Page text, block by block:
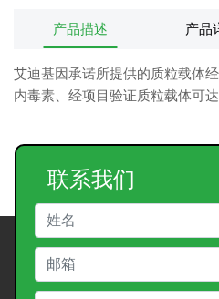
产品描述 产品
艾迪基因承诺所提供的质粒载体
内毒素、经项目验证质粒载体可
联系我们